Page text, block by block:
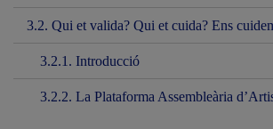
3.2. Qui et valida? Qui et cuida? Ens
3.2.1. Introducció
3.2.2. La Plataforma Assembleària